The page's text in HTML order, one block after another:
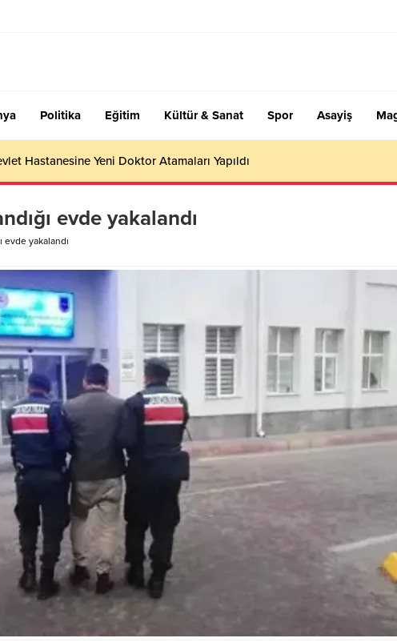
Politika Eğitim Kültür & Sanat Spor Asayiş
Hastanesine Yeni Doktor Atamaları Yapıldı
evde yakalandı
evde yakalandı